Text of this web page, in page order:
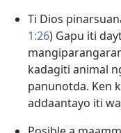
Ti Dios
1:26) Gapu iti
kadagiti animal
panunotda. Ken
addaantayo iti